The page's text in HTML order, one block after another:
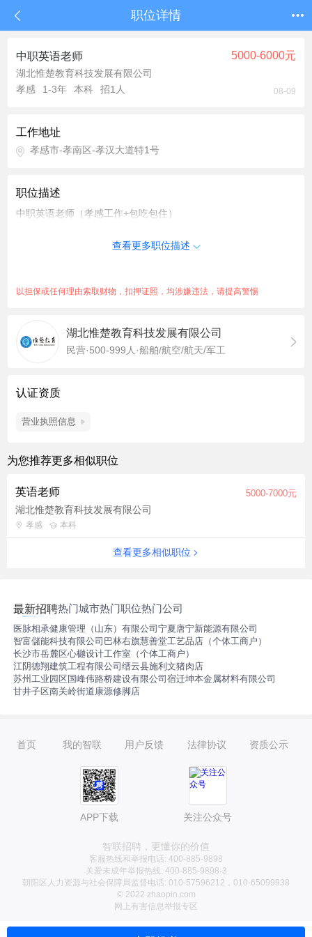
职位详情
中职英语老师 5000-6000元
湖北惟楚教育科技发展有限公司
孝感
1-3年 本科 招1人 08-09
工作地址
孝感市-孝南区-孝汉大道特1号
职位描述
中职英语老师（孝感工作+包吃包住）
查看更多职位描述
以担保或任何理由索取财物，扣押证照，均涉嫌违法，请提高警惕
湖北惟楚教育科技发展有限公司
民营·500-999人·船舶/航空/航天/军工
认证资质
营业执照信息
为您推荐更多相似职位
英语老师 5000-7000元
湖北惟楚教育科技发展有限公司
孝感 本科
查看更多相似职位
最新招聘热门城市热门职位热门公司
医脉相承健康管理（山东）有限公司宁夏唐宁新能源有限公司
智富儲能科技有限公司 巴林右旗慧善堂工艺品店（个体工商户）
长沙市岳麓区心樾设计工作室（个体工商户）
江阴德翔建筑工程有限公司缙云县施利文猪肉店
苏州工业园区国峰伟路桥建设有限公司宿迁坤本金属材料有限公司
甘井子区南关岭街道康源修脚店
首页 我的智联 用户反馈 法律协议 资质公示
APP下载 关注公众号
智联招聘，更懂你的价值
客服热线和举报电话: 400-885-9898
关爱未成年举报热线: 400-885-9898-3
朝阳区人力资源与社会保障局监督电话: 010-57596212，010-65099938
© 2022 zhaopin.com
网上有害信息举报专区